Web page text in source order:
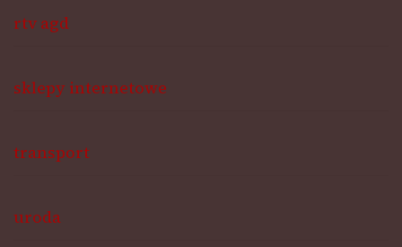
rtv agd
sklepy internetowe
transport
uroda